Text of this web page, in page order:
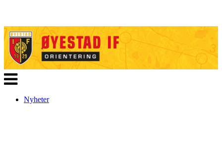
Veksle
navigasjon
Nyheter